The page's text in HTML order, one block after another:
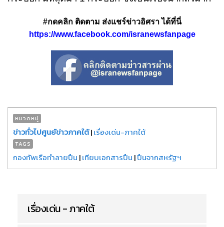
#กดคลิก ติดตาม ส่งแชร์ข่าวอิศรา ได้ที่นี่
https://www.facebook.com/isranewsfanpage
หมวดหมู่
ข่าวทั่วไปศูนย์ข่าวภาคใต้|เรื่องเด่น-ภาคใต้
TAGS
กองทัพเรือทำลายปืน |เทียบเอกสารปืน |ปืนจากสหรัฐฯ
เรื่องเด่น - ภาคใต้